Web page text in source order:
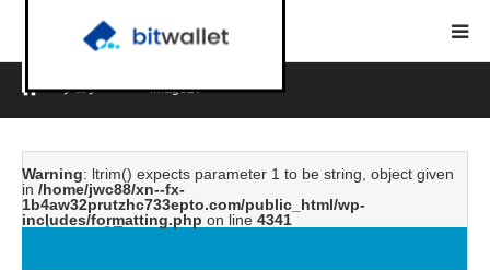
ホームブログ image27
Warning: ltrim() expects parameter 1 to be string, object given
in /home/jwc88/xn--fx-
1b4aw32prutzhc733epto.com/public_html/wp-
includes/formatting.php on line 4341
image27